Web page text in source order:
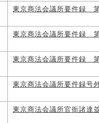
東京商法会議所要件録
東京商法会議所要件録
東京商法会議所要件録
東京商法会議所要件録
東京商法会議所官衙諸